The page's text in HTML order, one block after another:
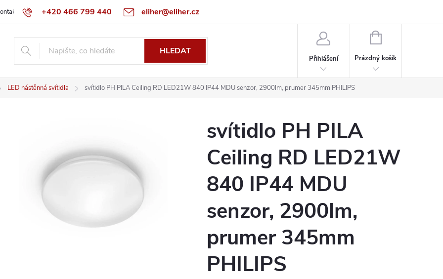
+420 466 799 440 eliher@eliher.cz
Obchodní podmínky Reklamační řád Specialista na Bordeaux
HLEDAT
Přihlášení
NÁKUPNÍ
Prázdný košík
LED nástěnná svítidla svítidlo PH PILA Ceiling RD LED21W 840 IP44 MDU senzor, 2900lm, prumer 345mm PHILIPS
svítidlo PH PILA
Ceiling RD LED21W
840 IP44 MDU
senzor, 2900lm,
prumer 345mm
PHILIPS